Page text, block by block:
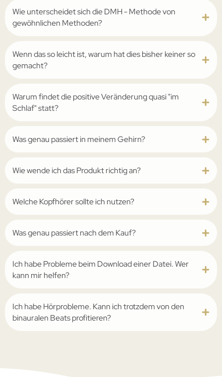
Wie unterscheidet sich die ­DMH - Methode von
gewöhnlichen Methoden?
Wenn das so leicht ist, warum hat dies bisher keiner so
gemacht?
Warum findet die positive Veränderung quasi "im
Schlaf" statt?
Was genau passiert in meinem Gehirn?
Wie wende ich das Produkt richtig an?
Welche Kopfhörer sollte ich nutzen?
Was genau passiert nach dem Kauf?
Ich habe Probleme beim Download einer Datei. Wer
kann mir helfen?
Ich habe Hörprobleme. Kann ich trotzdem von den
binauralen Beats profitieren?